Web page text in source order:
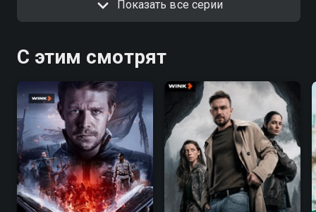
Показать все серии
С этим смотрят